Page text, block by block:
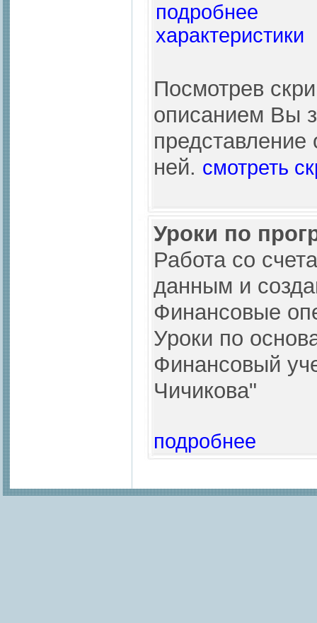
подробнее
характеристики
Посмотрев
описанием Вы
ней. смотреть
Уроки по
Работа со
данным и
Финансовые
Уроки по
Финансовый
Чичикова"
подробнее